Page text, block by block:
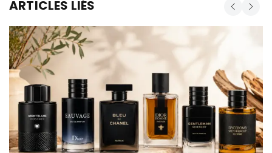
ARTICLES LIÉS